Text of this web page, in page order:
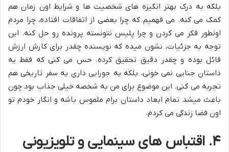
بلکه به درک بهتر انگیزه های شخصیت ها و شرایط اون زمان هم
کمک می کنه. می فهمیم که چرا بعضی از اتفاقات افتاده، چرا مردم
اونطور فکر می کردن و چرا پلیس نتونسته پرونده رو حل کنه. این
توجه به جزئیات، نشون میده که نویسنده چقدر برای کارش ارزش
قائل بوده و چقدر دقیق تحقیق کرده. حس می کنی که فقط یه
داستان جنایی نمی خونی، بلکه یه جورایی داری یه سفر تاریخی هم
تجربه می کنی. این موضوع برای من به شخصه خیلی جذاب بود چون
باعث میشد تمام ابعاد داستان برام ملموس باشه و انگار خودم تو
اون فضا زندگی می کردم.
۴. اقتباس های سینمایی و تلویزیونی